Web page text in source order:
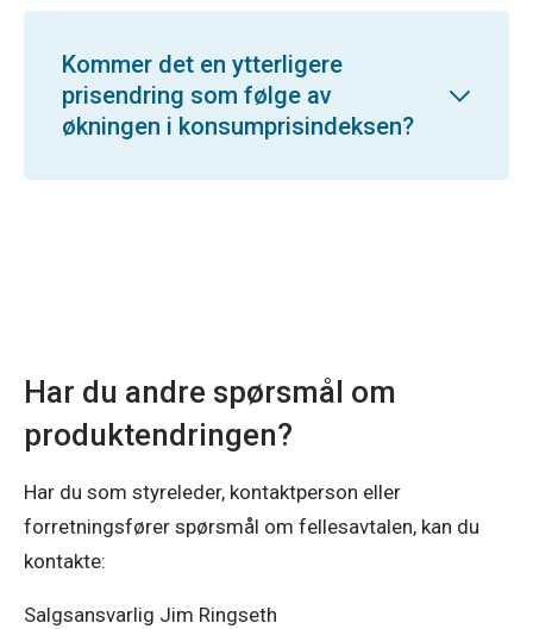
Kommer det en ytterligere
prisendring som følge av
økningen i konsumprisindeksen?
Har du andre spørsmål om
produktendringen?
Har du som styreleder, kontaktperson eller
forretningsfører spørsmål om fellesavtalen, kan du
kontakte:
Salgsansvarlig Jim Ringseth